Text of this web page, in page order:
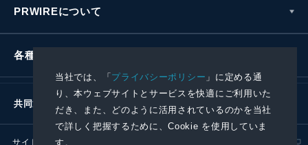
当社では、「プライバシーポリシー 」に定める通
り、本ウェブサイトとサービスを快適にご利用いた
だき、また、どのように活用されているのかを当社
で詳しく把握するために、Cookie を使用していま
す。
PRWIREについて
各種お問い合わせ
共同通信社グループ
サイトポリシー